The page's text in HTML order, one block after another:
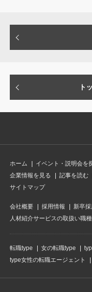
ト
ホーム イベント・説明会を
企業情報を見る
記事を読む
サイトマップ
会社概要 採用情報
新卒
人材紹介サービスの取扱い職
転職type 女の転職type
type女性の転職エージェント